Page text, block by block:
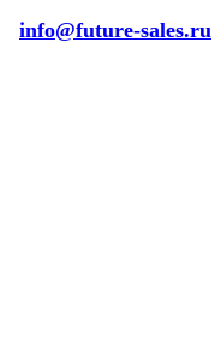
info@future-sales.ru